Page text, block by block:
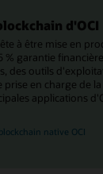
d'OCI
à être mise en
% garantie
des outils
en charge de
applications
native OCI